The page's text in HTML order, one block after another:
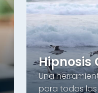
Hipnosis
Una
para todas